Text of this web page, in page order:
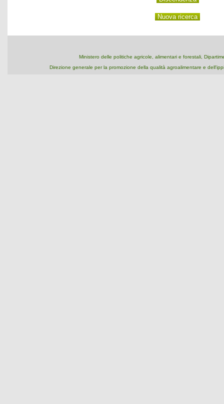
Ministero delle politiche agricole, alimentari e forestali,
Direzione generale per la promozione della qualità agroalimentare e